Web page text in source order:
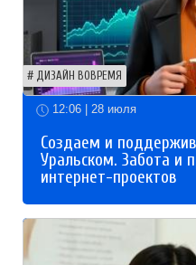
ДИЗАЙН ВОВРЕМЯ
12:06 | 28 июля
Создаем и
Уральском. Забота и
интернет-проектов